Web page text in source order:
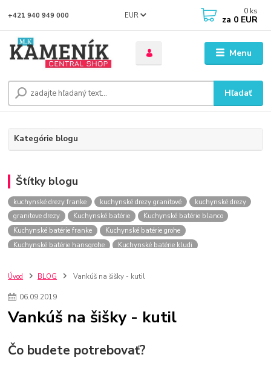
Menu
EUR
Hľadať
+421 940 949 000 0 ks
za 0 EUR
Kategórie blogu
Štítky blogu
kuchynské drezy franke kuchynské drezy granitové
kuchynské drezy
granitove drezy
Kuchynské batérie
Kuchynské batérie blanco
Kuchynské batérie franke
Kuchynské batérie grohe
Kuchynské batérie hansgrohe
Kuchynské batérie kludi
kuchynské batérie sagittarius
kuchynské batérie
kuchynské drezy sety
kúpelňové batérie
vodovodné batérie do kúpelne
vodovodné batérie blanco
vodovodné batérie do steny
Úvod BLOG Vankúš na šišky - kutil
06.09.2019
Vankúš na šišky - kutil
Čo budete potrebovať?